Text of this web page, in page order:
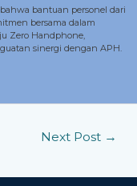
bantuan personel dari
bersama dalam
Zero Handphone,
sinergi dengan APH.
Next Post →